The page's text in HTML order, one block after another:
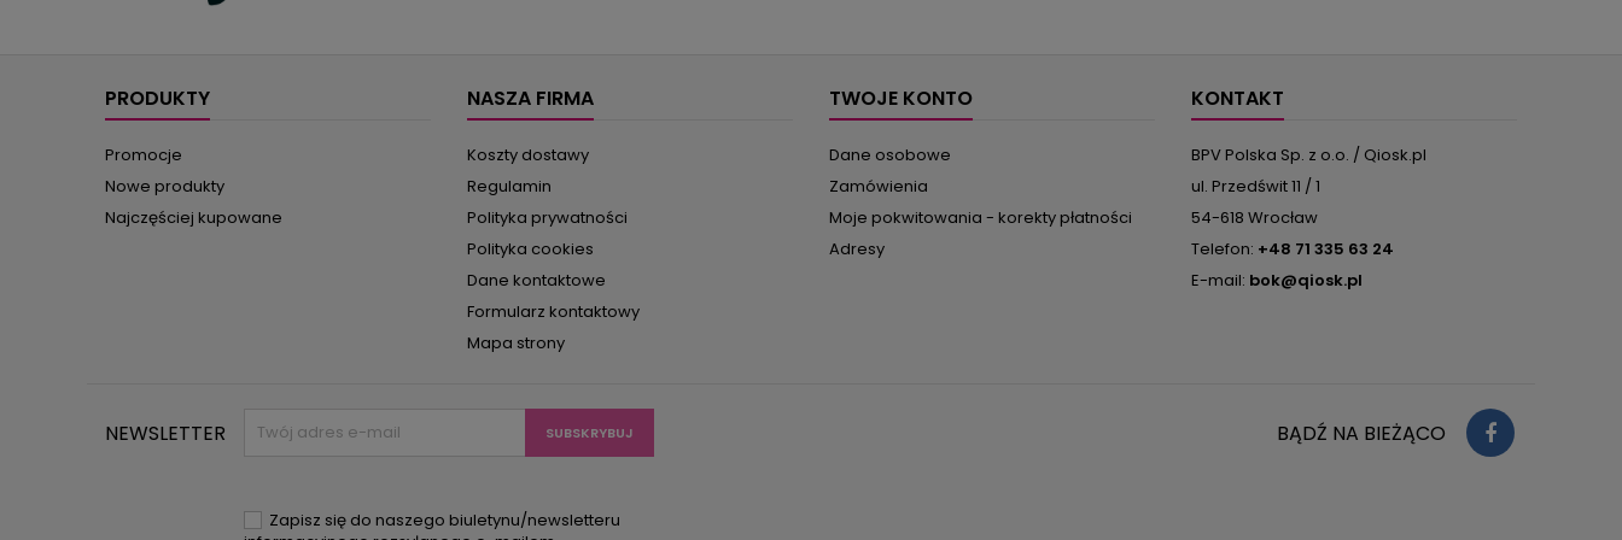
PRODUKTY
Promocje
Nowe produkty
Najczęściej kupowane
NASZA FIRMA
Koszty dostawy
Regulamin
Polityka prywatności
Polityka cookies
Dane kontaktowe
Formularz kontaktowy
Mapa strony
TWOJE KONTO
Dane osobowe
Zamówienia
Moje pokwitowania - korekty płatności
Adresy
KONTAKT
BPV Polska Sp. z o.o. / Qiosk.pl
ul. Przedświt 11 / 1
54-618 Wrocław
Telefon: +48 71 335 63 24
E-mail: bok@qiosk.pl
NEWSLETTER
Zapisz się do naszego biuletynu/newsletteru
BĄDŹ NA BIEŻĄCO